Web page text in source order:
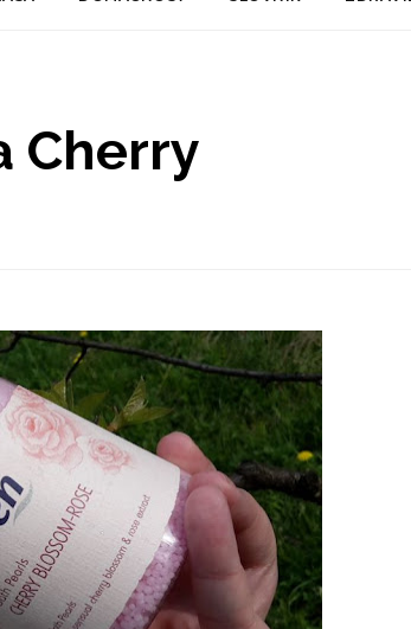
Cherry